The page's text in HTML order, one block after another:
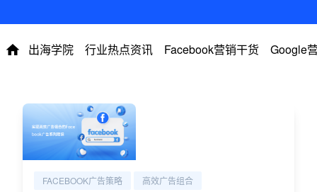
出海学院 行业热点资讯 Facebook营销干货 Google
FACEBOOK广告策略 高效广告组合